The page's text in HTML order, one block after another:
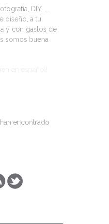
DIY, ...
diseño, a tu
y con gastos de
somos buena
encontrado